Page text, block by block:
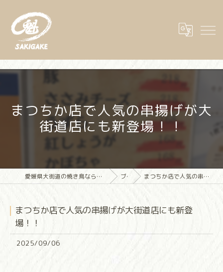
まつちか店で人気の串揚げが大
街道店にも新登場！！
愛媛県大街道の焼き鳥なら大街道立ち飲み焼き鳥 魁(さきがけ) ブログ まつちか店で人気の串揚げが大街道店にも新登場！！
まつちか店で人気の串揚げが大街道店にも新登
場！！
2025/09/06